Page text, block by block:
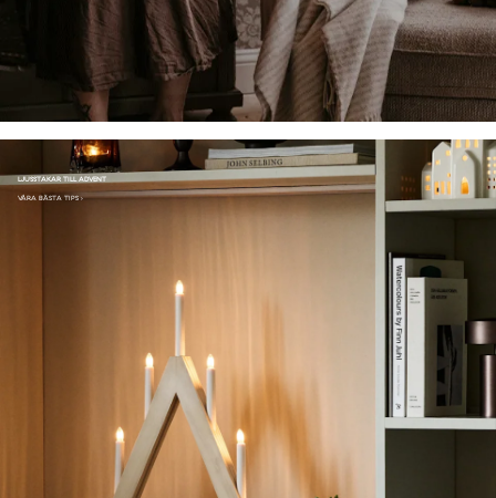
LJUSSTAKAR TILL ADVENT
VÅRA BÄSTA TIPS ›